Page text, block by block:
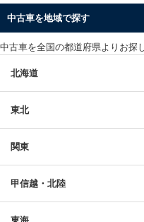
中古車を地域で探す
中古車を全国の都道府県よりお探
北海道
東北
関東
甲信越・北陸